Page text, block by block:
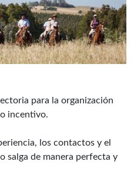
para la organización
incentivo.
los contactos y el
salga de manera perfecta y